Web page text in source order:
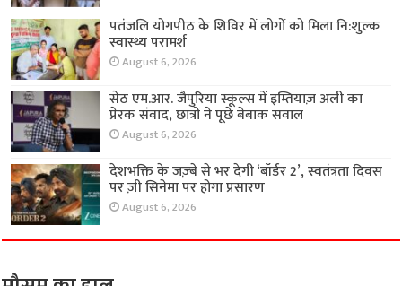
पतंजलि योगपीठ के शिविर में लोगों को मिला नि:शुल्क
स्वास्थ्य परामर्श
August 6, 2026
सेठ एम.आर. जैपुरिया स्कूल्स में इम्तियाज़ अली का
प्रेरक संवाद, छात्रों ने पूछे बेबाक सवाल
August 6, 2026
देशभक्ति के जज़्बे से भर देगी ‘बॉर्डर 2’, स्वतंत्रता दिवस
पर ज़ी सिनेमा पर होगा प्रसारण
August 6, 2026